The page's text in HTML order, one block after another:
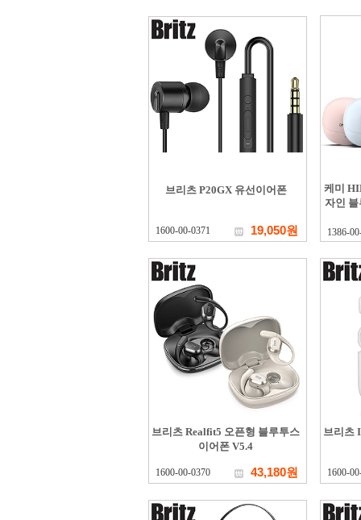
브리츠 P20GX 유선이어폰
1600-00-0371 19,050원
케미
자인 블
1386-
브리츠 Realfit5 오픈형 블루투스
이어폰 V5.4
1600-00-0370 43,180원
브리츠
1600-